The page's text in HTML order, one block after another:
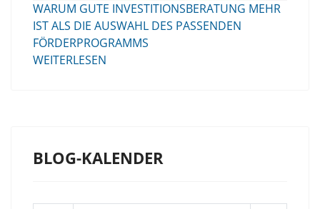
WARUM GUTE INVESTITIONSBERATUNG MEHR
IST ALS DIE AUSWAHL DES PASSENDEN
FÖRDERPROGRAMMS
WEITERLESEN
BLOG-KALENDER